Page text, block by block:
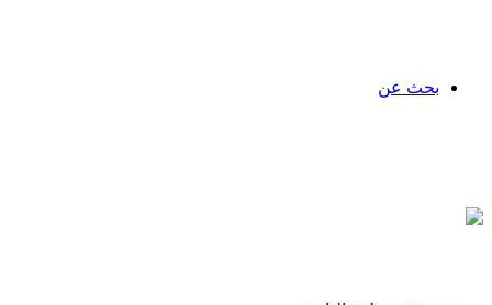
بحث عن